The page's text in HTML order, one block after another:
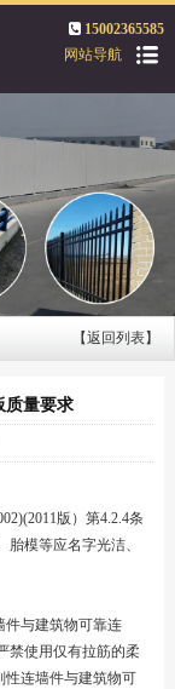
15002365585
网站导航
【返回列表】
质量要求
版）第4.2.4条
模等应名字光洁、
件与建筑物可靠连
禁使用仅有拉筋的柔
性连墙件与建筑物可